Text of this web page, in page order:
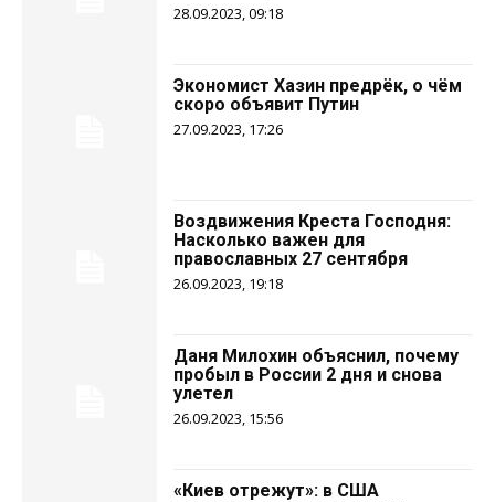
28.09.2023, 09:18
Экономист Хазин предрёк, о чём
скоро объявит Путин
27.09.2023, 17:26
Воздвижения Креста Господня:
Насколько важен для
православных 27 сентября
26.09.2023, 19:18
Даня Милохин объяснил, почему
пробыл в России 2 дня и снова
улетел
26.09.2023, 15:56
«Киев отрежут»: в США